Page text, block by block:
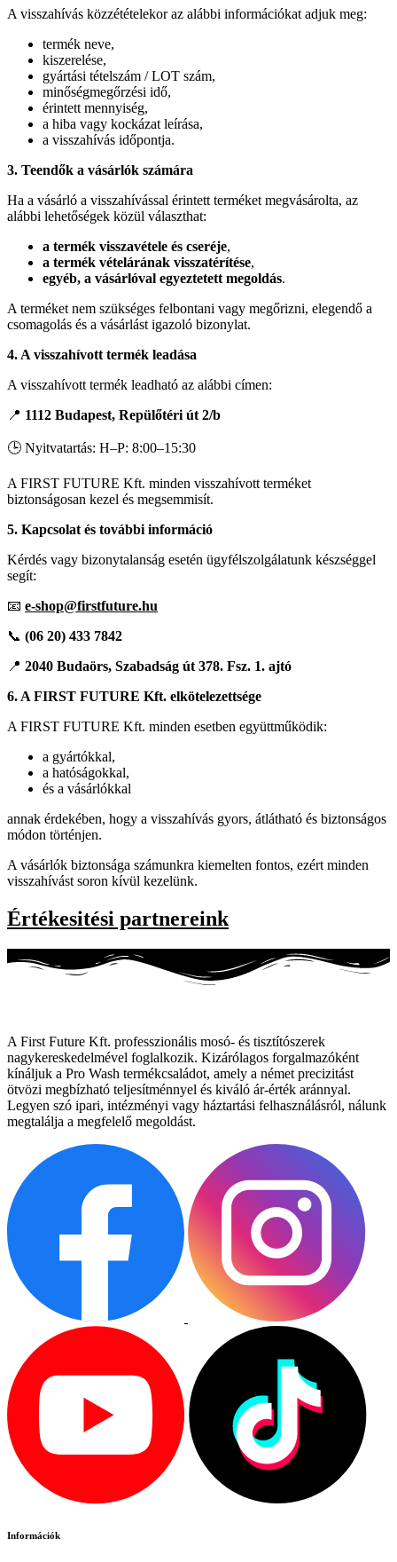
A visszahívás közzétételekor az alábbi információkat adjuk meg:
termék neve,
kiszerelése,
gyártási tételszám / LOT szám,
minőségmegőrzési idő,
érintett mennyiség,
a hiba vagy kockázat leírása,
a visszahívás időpontja.
3. Teendők a vásárlók számára
Ha a vásárló a visszahívással érintett terméket megvásárolta, az
alábbi lehetőségek közül választhat:
a termék visszavétele és cseréje,
a termék vételárának visszatérítése,
egyéb, a vásárlóval egyeztetett megoldás.
A terméket nem szükséges felbontani vagy megőrizni, elegendő a
csomagolás és a vásárlást igazoló bizonylat.
4. A visszahívott termék leadása
A visszahívott termék leadható az alábbi címen:
📍 1112 Budapest, Repülőtéri út 2/b
🕒 Nyitvatartás: H–P: 8:00–15:30
A FIRST FUTURE Kft. minden visszahívott terméket
biztonságosan kezel és megsemmisít.
5. Kapcsolat és további információ
Kérdés vagy bizonytalanság esetén ügyfélszolgálatunk készséggel
segít:
📧 e-shop@firstfuture.hu
📞 (06 20) 433 7842
📍 2040 Budaörs, Szabadság út 378. Fsz. 1. ajtó
6. A FIRST FUTURE Kft. elkötelezettsége
A FIRST FUTURE Kft. minden esetben együttműködik:
a gyártókkal,
a hatóságokkal,
és a vásárlókkal
annak érdekében, hogy a visszahívás gyors, átlátható és biztonságos
módon történjen.
A vásárlók biztonsága számunkra kiemelten fontos, ezért minden
visszahívást soron kívül kezelünk.
Értékesitési partnereink
A First Future Kft. professzionális mosó- és tisztítószerek
nagykereskedelmével foglalkozik. Kizárólagos forgalmazóként
kínáljuk a Pro Wash termékcsaládot, amely a német precizitást
ötvözi megbízható teljesítménnyel és kiváló ár-érték aránnyal.
Legyen szó ipari, intézményi vagy háztartási felhasználásról, nálunk
megtalálja a megfelelő megoldást.
Információk